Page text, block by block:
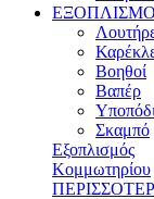
Βοηθοί
Βαπέρ
Σκαμπό
Εξοπλισμός
Κομμωτηρίου